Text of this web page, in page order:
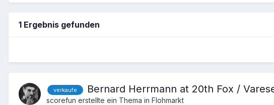
1 Ergebnis gefunden
verkaufe Bernard Herrmann at 20th Fox /
scorefun erstellte ein Thema in Flohmarkt